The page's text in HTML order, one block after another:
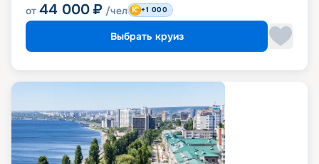
от 44 000 ₽ /чел +1 000
Выбрать круиз